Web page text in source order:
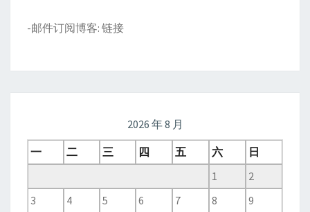
-邮件订阅博客: 链接
2026 年 8 月
一
二 三 四 五 六
日
1
2
3
4 5 6 7 8
9